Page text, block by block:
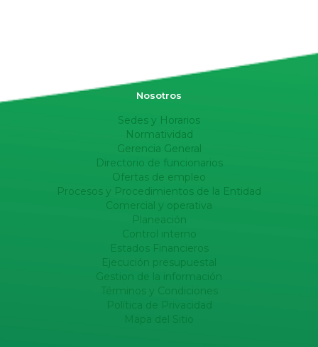
Nosotros
Sedes y Horarios
Normatividad
Gerencia General
Directorio de funcionarios
Ofertas de empleo
Procesos y Procedimientos de la Entidad
Comercial y operativa
Planeación
Control interno
Estados Financieros
Ejecución presupuestal
Gestion de la información
Términos y Condiciones
Política de Privacidad
Mapa del Sitio